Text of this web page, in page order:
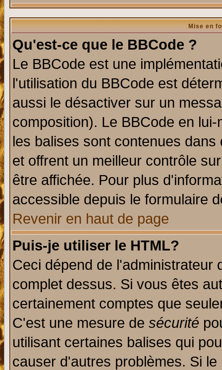
Mise en
Qu'est-ce que le BBCode ?
Le BBCode est une
l'utilisation du BBCode est
aussi le désactiver sur un
composition). Le BBCode en
les balises sont contenues
et offrent un meilleur contrôle
être affichée. Pour plus
accessible depuis le formulaire
Revenir en haut de page
Puis-je utiliser le HTML?
Ceci dépend de l'administrateur
complet dessus. Si vous êtes
certainement comptes que
C'est une mesure de sécurité
utilisant certaines balises qui
causer d'autres problèmes. Si